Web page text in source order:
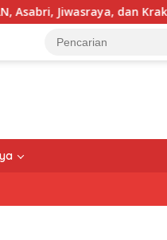
dan Krakatau